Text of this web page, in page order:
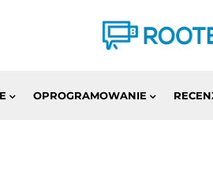
OPROGRAMOWANIE